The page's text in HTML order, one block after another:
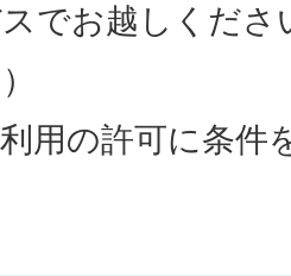
でお越しくださ
用の許可に条件